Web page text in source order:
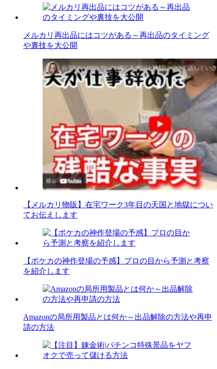
メルカリ再出品にはコツがある～再出品のタイミング
や裏技を大公開
【メルカリ物販】在宅ワーク3年目の天国と地獄につい
てお伝えします
【ポケカの神作登場の予感】プロの目から予測と考察
を紹介します
Amazonの局所用製品とは何か～出品解除の方法や再申
請の方法